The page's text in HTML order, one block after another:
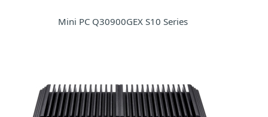
Mini PC Q30900GEX S10 Series